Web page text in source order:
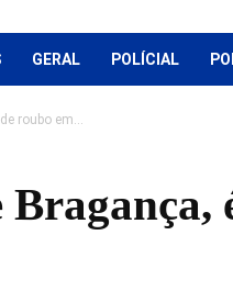
GERAL POLÍCIAL
roubo em...